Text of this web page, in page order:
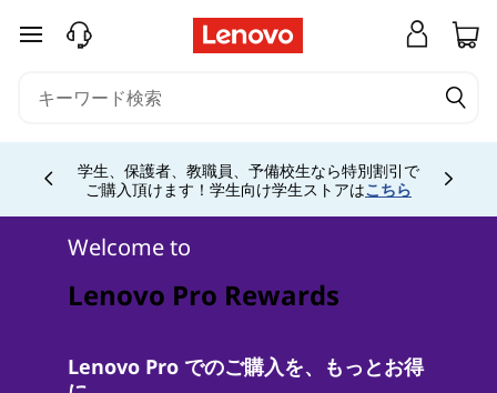
M
n
メインコンテンツにスキップする
学生、保護者、教職員、予備校生なら特別割引で
ご購入頂けます！学生向け学生ストアはこちら
Currently displaying item 4 of
Welcome to
Lenovo Pro Rewards
Lenovo Pro でのご購入を、もっとお得